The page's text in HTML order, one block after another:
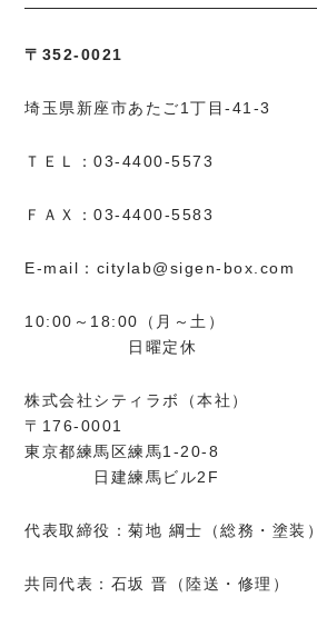
〒352-0021
埼玉県新座市あたご1丁目-41-3
ＴＥＬ：03-4400-5573
ＦＡＸ：03-4400-5583
E-mail：citylab@sigen-box.com
10:00～18:00（月～土）
日曜定休
株式会社シティラボ（本社）
〒176-0001
東京都練馬区練馬1-20-8
日建練馬ビル2F
代表取締役：菊地 綱士（総務・塗装）
共同代表：石坂 晋（陸送・修理）